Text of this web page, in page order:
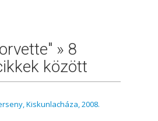
» 8
között
Kiskunlacháza, 2008.